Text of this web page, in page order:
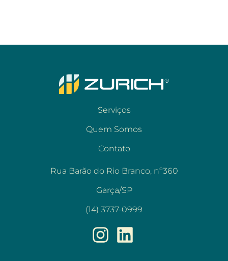
Serviços
Quem Somos
Contato
Rua Barão do Rio Branco, nº360
Garça/SP
(14) 3737-0999